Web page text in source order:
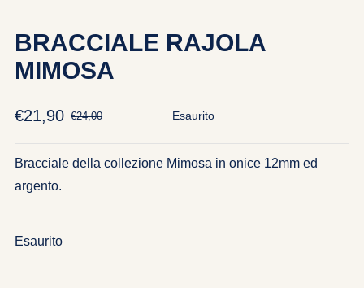
BRACCIALE RAJOLA
MIMOSA
€24,00Il
originale
€21,90
Il
attuale
Esaurito
Bracciale della collezione Mimosa in onice 12mm ed
argento.
Esaurito